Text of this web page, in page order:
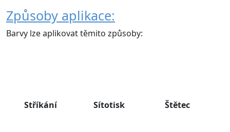
Způsoby aplikace:
Barvy lze aplikovat těmito způsoby:
Stříkání Sítotisk Štětec